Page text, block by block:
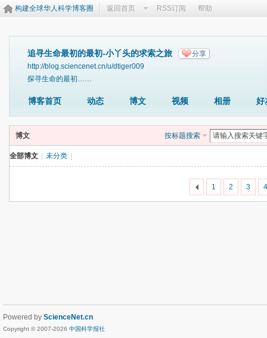
构建全球华人科学博客圈 返回首页 RSS订阅 帮助
追寻生命最初的最初-小丫头的求索之旅 分享
http://blog.sciencenet.cn/u/dtiger009
探寻生命的最初……
博客首页 动态 博文 视频 相册 好
博文 按标题搜索
全部博文 未分类
1 2 3 4
Powered by ScienceNet.cn
Copyright © 2007-2026 中国科学报社